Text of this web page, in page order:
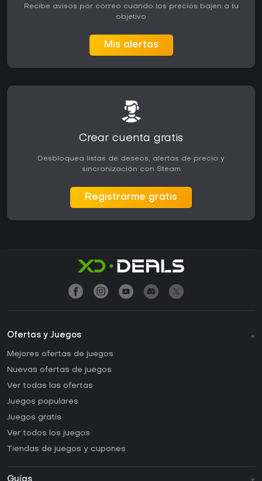
Recibe avisos por correo cuando los precios bajen a tu
objetivo
Mis alertas
Crear cuenta gratis
Desbloquea listas de deseos, alertas de precio y
sincronización con Steam
Registrarme gratis
Ofertas y Juegos
Mejores ofertas de juegos
Nuevas ofertas de juegos
Ver todas las ofertas
Juegos populares
Juegos gratis
Ver todos los juegos
Tiendas de juegos y cupones